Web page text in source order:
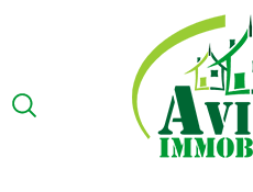
recherche
principal